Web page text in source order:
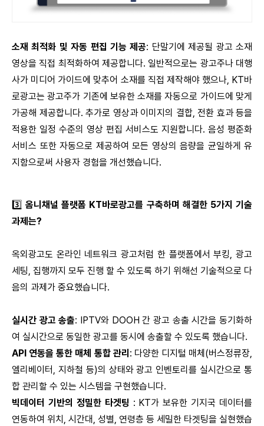
소재 최적화 및 자동 편집 기능 제공: 단말기에 제공될 광고 소재
영상을 직접 최적화하여 제공합니다. 일반적으로는 광고주나 대행
사가 미디어 가이드에 맞추어 소재를 직접 제작해야 했으나, KT바
로광고는 광고주가 기존에 보유한 소재를 자동으로 가이드에 맞게
가공해 제공합니다. 추가로 영상과 이미지의 결합, 전환 효과 등을
적용한 일정 수준의 영상 편집 서비스도 지원합니다. 음성 평준화
서비스 또한 자동으로 제공하여 모든 영상의 음량을 균일하게 유
지함으로써 사용자 경험을 개선했습니다.
3️⃣ 옴니채널 플랫폼 KT바로광고를 구축하며 해결한 5가지 기술
과제는?
옥외광고도 온라인 네트워크 광고처럼 한 플랫폼에서 부킹, 광고
세팅, 집행까지 모두 진행 할 수 있도록 하기 위해선 기술적으로 다
음의 과제가 중요했습니다.
실시간 광고 송출: IPTV와 DOOH 간 광고 송출 시간을 동기화하
여 실시간으로 동일한 광고를 동시에 송출할 수 있도록 했습니다.
API 연동을 통한 매체 통합 관리 : 다양한 디지털 매체(버스정류장,
엘리베이터, 지하철 등)의 상태와 광고 인벤토리를 실시간으로 통
합 관리할 수 있는 시스템을 구현했습니다.
빅데이터 기반의 정밀한 타겟팅 : KT가 보유한 기지국 데이터를
연동하여 위치, 시간대, 성별, 연령층 등 세밀한 타겟팅을 실현했습